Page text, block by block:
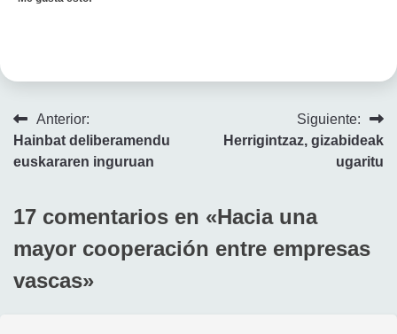
Navegación
de
Anterior:
Hainbat deliberamendu
euskararen inguruan
Siguiente:
Herrigintzaz, gizabideak
ugaritu
17 comentarios en «Hacia una
mayor cooperación entre empresas
vascas»